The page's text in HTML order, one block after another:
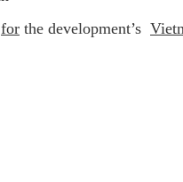
for the development’s